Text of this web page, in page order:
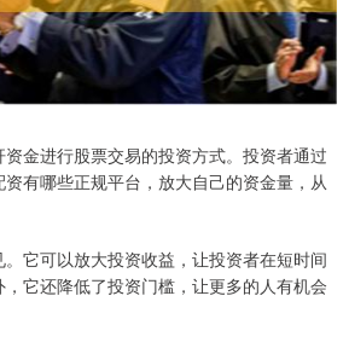
金进行股票交易的投资方式。投资者通过
有哪些正规平台，放大自己的资金量，从
它可以放大投资收益，让投资者在短时间
它还降低了投资门槛，让更多的人有机会